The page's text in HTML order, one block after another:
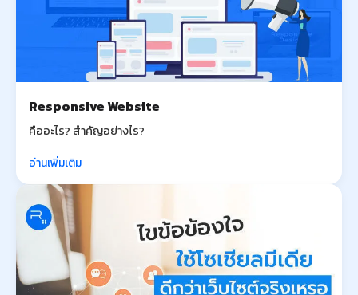
Responsive Website
คืออะไร? สำคัญอย่างไร?
อ่านเพิ่มเติม